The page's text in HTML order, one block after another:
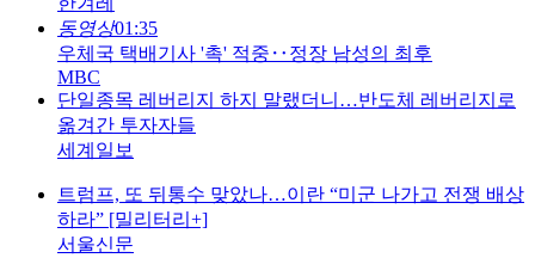
동영상01:35
우체국 택배기사 '촉' 적중‥정장 남성의 최후
MBC
단일종목 레버리지 하지 말랬더니…반도체 레버리지로
옮겨간 투자자들
세계일보
트럼프, 또 뒤통수 맞았나…이란 “미군 나가고 전쟁 배상
하라” [밀리터리+]
서울신문